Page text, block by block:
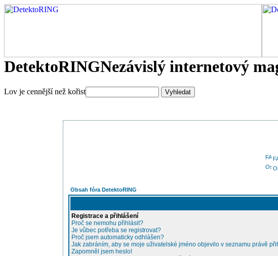
DetektoRINGNezávislý internetový
Lov je cennější než kořist
Obsah fóra DetektoRING
Registrace a přihlášení
Proč se nemohu přihlásit?
Je vůbec potřeba se registrovat?
Proč jsem automaticky odhlášen?
Jak zabráním, aby se moje uživatelské jméno objevilo v seznamu právě
Zapomněl jsem heslo!